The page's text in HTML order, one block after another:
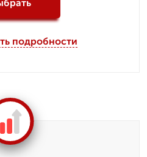
подробности